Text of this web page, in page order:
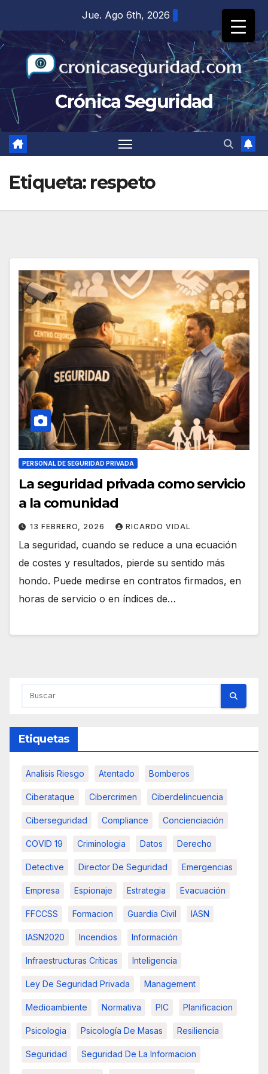
contenido
Jue. Ago 6th, 2026
Crónica Seguridad
Etiqueta: respeto
PERSONAL DE SEGURIDAD PRIVADA
La seguridad privada como servicio
a la comunidad
13 FEBRERO, 2026 RICARDO VIDAL
La seguridad, cuando se reduce a una ecuación
de costes y resultados, pierde su sentido más
hondo. Puede medirse en contratos firmados, en
horas de servicio o en índices de…
Etiquetas
Analisis Riesgo Atentado Bomberos
Ciberataque Cibercrimen Ciberdelincuencia
Ciberseguridad Compliance Concienciación
COVID 19 Criminologia Datos Derecho
Detective Director De Seguridad Emergencias
Empresa Espionaje Estrategia Evacuación
FFCCSS Formacion Guardia Civil IASN
IASN2020 Incendios Información
Infraestructuras Críticas Inteligencia
Ley De Seguridad Privada Management
Medioambiente Normativa PIC Planificacion
Psicologia Psicología De Masas Resiliencia
Seguridad Seguridad De La Informacion